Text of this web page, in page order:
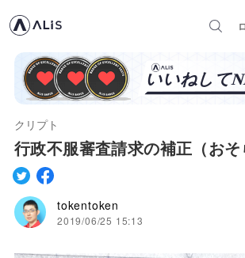
クリプト
行政不服審査請求の補正（お
tokentoken
2019/06/25 15:13